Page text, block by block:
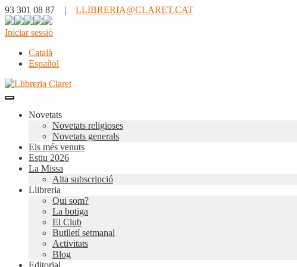
93 301 08 87 | LLIBRERIA@CLARET.CAT
Iniciar sessió
Català
Español
Novetats
Novetats religioses
Novetats generals
Els més venuts
Estiu 2026
La Missa
Alta subscripció
Llibreria
Qui som?
La botiga
El Club
Butlletí setmanal
Activitats
Blog
Editorial